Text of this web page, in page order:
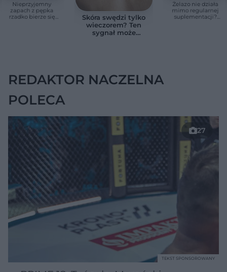
Nieprzyjemny
zapach z pępka
rzadko bierze się
Skóra swędzi tylko
wieczorem? Ten
sygnał może
Żelazo nie działa
mimo regularnej
suplementacji?
REDAKTOR NACZELNA
POLECA
27
TEKST SPONSOROWANY